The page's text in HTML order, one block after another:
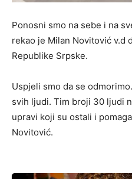
Ponosni smo na sebe i na
rekao je Milan Novitović v.d
Republike Srpske.
Uspjeli smo da se
svih ljudi. Tim broji 30 ljudi
upravi koji su ostali i
Novitović.